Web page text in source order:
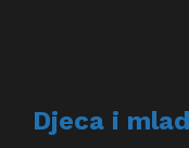
Djeca i